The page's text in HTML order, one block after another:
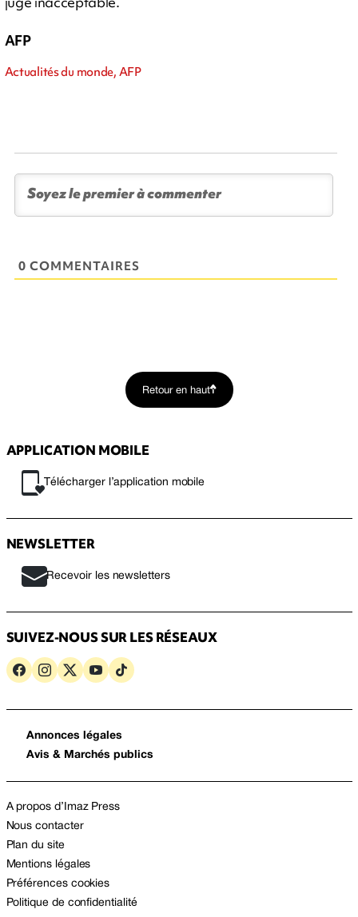
AFP
Actualités du monde, AFP
0 COMMENTAIRES
Retour en haut
APPLICATION MOBILE
Télécharger l’application mobile
NEWSLETTER
Recevoir les newsletters
SUIVEZ-NOUS SUR LES RÉSEAUX
Annonces légales
Avis & Marchés publics
A propos d’Imaz Press
Nous contacter
Plan du site
Mentions légales
Préférences cookies
Politique de confidentialité